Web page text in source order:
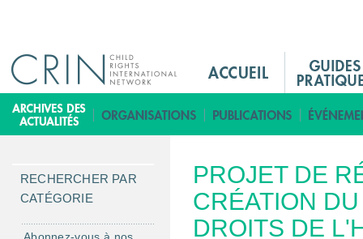
i
n
e
n
u
i
PROJET DE
CRÉATION
DROITS DE
RECHERCHER PAR
CATÉGORIE